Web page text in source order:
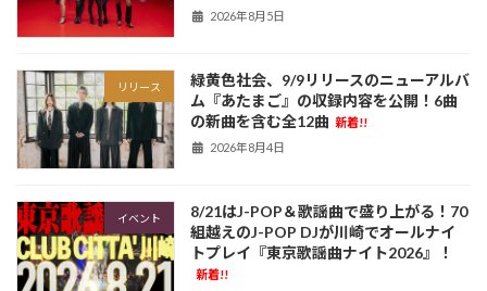
2026年8月5日
リリース
緑黄色社会、9/9リリースのニューアルバ
ム『あたまご』の収録内容を公開！6曲
の新曲を含む全12曲 新着!!
2026年8月4日
イベント
8/21はJ-POP＆歌謡曲で盛り上がる！70
組越えのJ-POP DJが川崎でオールナイ
トプレイ『東京歌謡曲ナイト2026』！
新着!!